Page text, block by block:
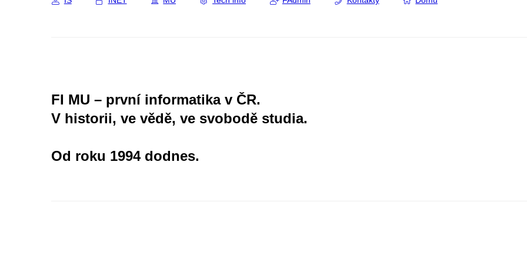
FI MU – první informatika v ČR.
V historii, ve vědě, ve svobodě studia.
Od roku 1994 dodnes.